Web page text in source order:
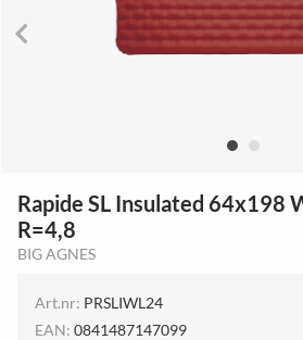
Rapide SL Insulated 64x198
R=4,8
BIG AGNES
Art.nr: PRSLIWL24
EAN: 0841487147099